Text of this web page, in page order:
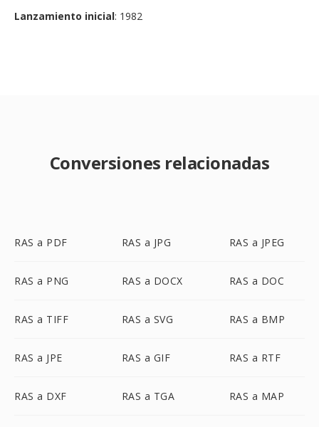
Lanzamiento inicial: 1982
Conversiones relacionadas
RAS a PDF RAS a JPG RAS a JPEG
RAS a PNG RAS a DOCX RAS a DOC
RAS a TIFF RAS a SVG RAS a BMP
RAS a JPE RAS a GIF RAS a RTF
RAS a DXF RAS a TGA RAS a MAP